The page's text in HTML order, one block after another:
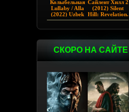
Колыбельная
Lullaby / Alla
(2022) Uzbek
tilida
Сайлент Хилл 2
(2012) Silent
Hill: Revelation.
СКОРО НА САЙТЕ